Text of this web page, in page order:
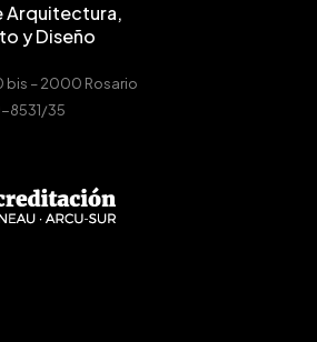
Arquitectura,
y Diseño
bis – 2000 Rosario
8531/35